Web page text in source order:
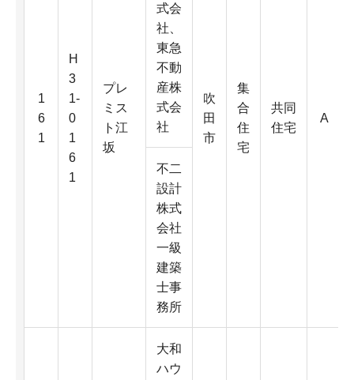
1
6
1
H
3
1-
0
1
6
1
プレ
ミス
ト江
坂
式会
社、
東急
不動
産株
式会
社
吹
田
市
集
合
住
宅
共同
住宅
A
不二
設計
株式
会社
一級
建築
士事
務所
大和
ハウ